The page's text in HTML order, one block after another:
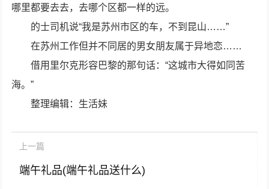
哪里都要去去，去哪个区都一样的远。
的士司机说“我是苏州市区的车，不到昆山……”
在苏州工作但并不同居的男女朋友属于异地恋……
借用里尔克形容巴黎的那句话：“这城市大得如同苦
海。”
整理编辑：生活妹
上一篇
端午礼品(端午礼品送什么)